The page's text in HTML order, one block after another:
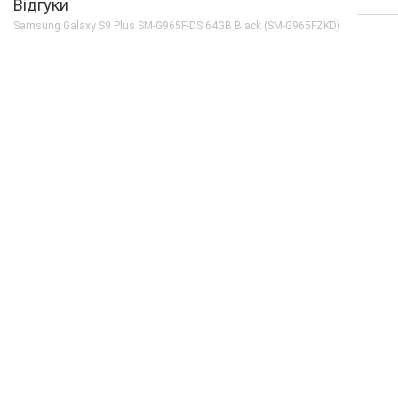
Кількість ядер 8
Відгуки
Samsung Galaxy S9 Plus SM-G965F-DS 64GB Black (SM-G965FZKD)